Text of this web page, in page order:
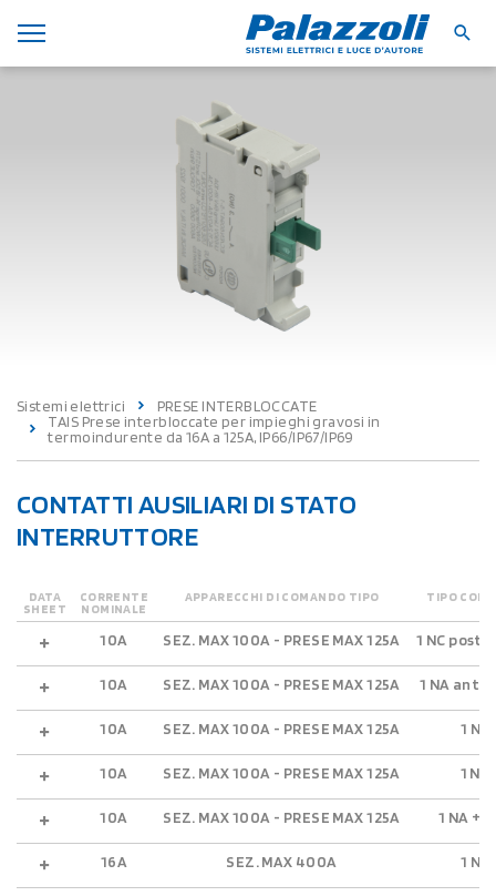
Sistemi elettrici
PRESE INTERBLOCCATE
TAIS Prese interbloccate per impieghi gravosi in
termoindurente da 16A a 125A, IP66/IP67/IP69
CONTATTI AUSILIARI DI STATO
INTERRUTTORE
DATA
SHEET
CORRENTE
NOMINALE
APPARECCHI DI COMANDO TIPO TIPO
10A SEZ. MAX 100A - PRESE MAX 125A 1 NC
10A SEZ. MAX 100A - PRESE MAX 125A 1 NA
10A SEZ. MAX 100A - PRESE MAX 125A 1 NC
10A SEZ. MAX 100A - PRESE MAX 125A 1 NA
10A SEZ. MAX 100A - PRESE MAX 125A 1 NA + 1
16A SEZ. MAX 400A 1 NC